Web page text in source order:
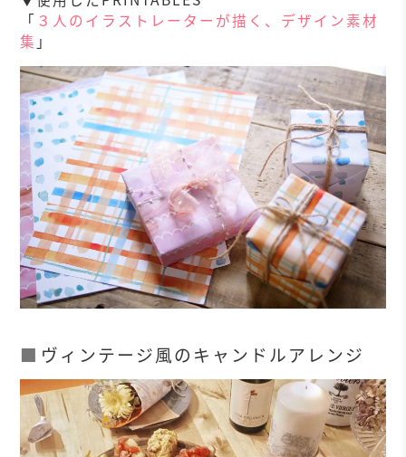
「 ３人のイラストレーターが描く、デザイン素材
集 」
ヴィンテージ風のキャンドルアレンジ